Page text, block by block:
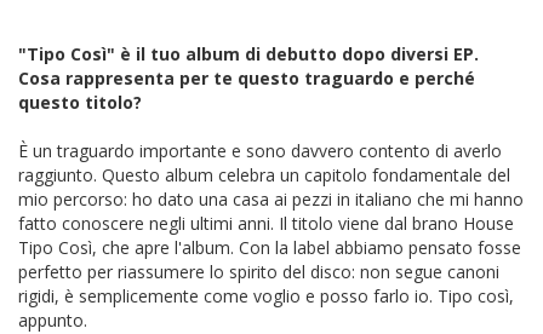
"Tipo Così" è il tuo album di debutto dopo diversi EP.
Cosa rappresenta per te questo traguardo e perché
questo titolo?
È un traguardo importante e sono davvero contento di averlo
raggiunto. Questo album celebra un capitolo fondamentale del
mio percorso: ho dato una casa ai pezzi in italiano che mi hanno
fatto conoscere negli ultimi anni. Il titolo viene dal brano House
Tipo Così, che apre l'album. Con la label abbiamo pensato fosse
perfetto per riassumere lo spirito del disco: non segue canoni
rigidi, è semplicemente come voglio e posso farlo io. Tipo così,
appunto.